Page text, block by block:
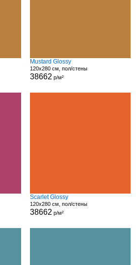
Mustard Glossy
120x280 см, пол/стены
38662 р/м²
Scarlet Glossy
120x280 см, пол/стены
38662 р/м²